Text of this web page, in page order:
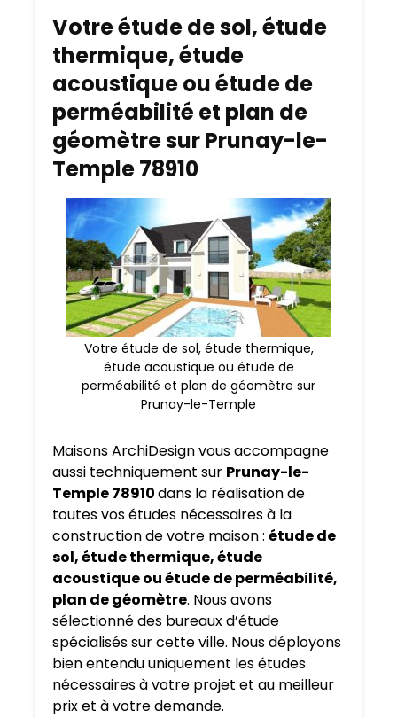
Votre étude de sol, étude
thermique, étude
acoustique ou étude de
perméabilité et plan de
géomètre sur Prunay-le-
Temple 78910
Votre étude de sol, étude thermique,
étude acoustique ou étude de
perméabilité et plan de géomètre sur
Prunay-le-Temple
Maisons ArchiDesign vous accompagne
aussi techniquement sur Prunay-le-
Temple 78910dans la réalisation de
toutes vos études nécessaires à la
construction de votre maison : étude de
sol, étude thermique, étude
acoustique ou étude de perméabilité,
plan de géomètre. Nous avons
sélectionné des bureaux d’étude
spécialisés sur cette ville. Nous déployons
bien entendu uniquement les études
nécessaires à votre projet et au meilleur
prix et à votre demande.